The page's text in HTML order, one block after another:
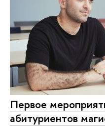
Первое
абитуриентов